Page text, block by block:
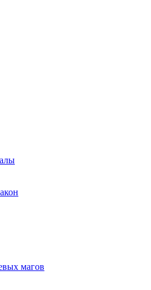
магов